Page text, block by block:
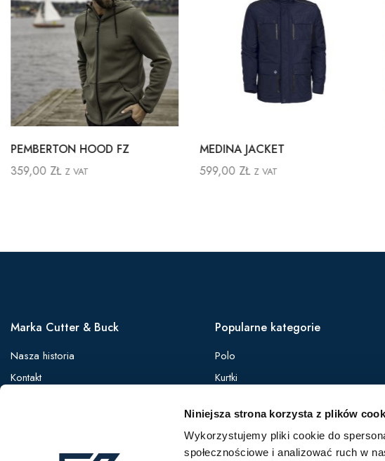
Niniejsza strona korzysta z plików
Wykorzystujemy pliki cookie do
społecznościowe i analizować ruch w
PEMBERTON HOOD FZ
359,00 ZŁ Z VAT
MEDINA JACKET
599,00 ZŁ Z VAT
Marka Cutter & Buck
Nasza historia
Kontakt
Popularne kategorie
Polo
Kurtki
Softshelle
Bezrękawniki